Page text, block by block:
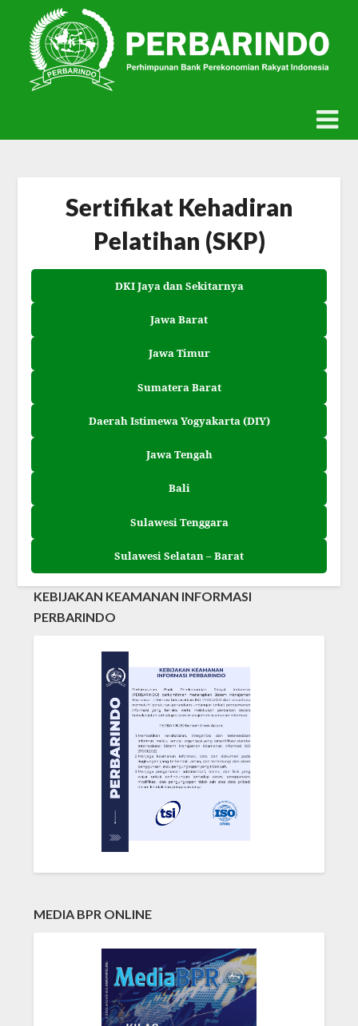
content
Sertifikat Kehadiran
Pelatihan (SKP)
DKI Jaya dan Sekitarnya
Jawa Barat
Jawa Timur
Sumatera Barat
Daerah Istimewa Yogyakarta (DIY)
Jawa Tengah
Bali
Sulawesi Tenggara
Sulawesi Selatan – Barat
KEBIJAKAN KEAMANAN INFORMASI
PERBARINDO
MEDIA BPR ONLINE